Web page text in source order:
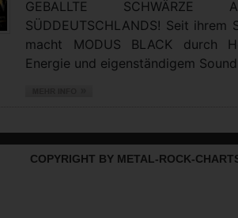
GEBALLTE
SÜDDEUTSCHLANDS! Seit
macht MODUS BLACK durch
Energie und eigenständigem
COPYRIGHT BY METAL-ROCK-